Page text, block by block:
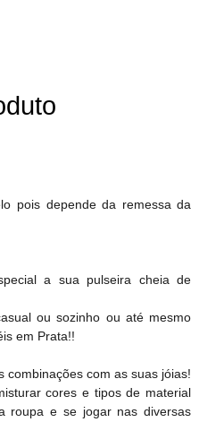
pois depende da remessa da
a sua pulseira cheia de
ou sozinho ou até mesmo
em Prata!!
combinações com as suas jóias!
cores e tipos de material
roupa e se jogar nas diversas